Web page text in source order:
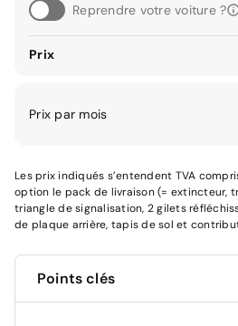
Reprendre votre voiture ?
Prix
Prix par mois
Les prix indiqués s’entendent TVA
option le pack de livraison (= extincteur,
triangle de signalisation, 2 gilets
de plaque arrière, tapis de sol et
Points clés